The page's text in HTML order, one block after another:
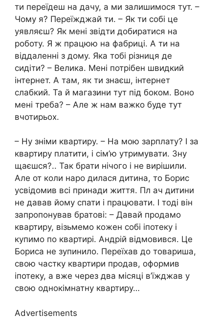
ти переїдеш на дачу, а ми залишимося тут. –
Чому я? Переїжджай ти. – Як ти собі це
уявляєш? Як мені звідти добиратися на
роботу. Я ж працюю на фабриці. А ти на
віддаленні з дому. Яка тобі різниця де
сидіти? – Велика. Мені потрібен швидкий
інтернет. А там, як ти знаєш, інтернет
слабкий. Та й магазини тут під боком. Воно
мені треба? – Але ж нам важко буде тут
вчотирьох.
– Ну зніми квартиру. – На мою зарплату? І за
квартиру платити, і сім’ю утримувати. Зну
щаєшся?.. Так брати нічого і не вирішили.
Але от коли наро дилася дитина, то Борис
усвідомив всі принади життя. Пл ач дитини
не давав йому спати і працювати. І тоді він
запропонував братові: – Давай продамо
квартиру, візьмемо кожен собі іпотеку і
купимо по квартирі. Андрій відмовився. Це
Бориса не зупинило. Переїхав до товариша,
свою частку квартири продав, оформив
іпотеку, а вже через два місяці в’їжджав у
свою однокімнатну квартиру…
Advertisements